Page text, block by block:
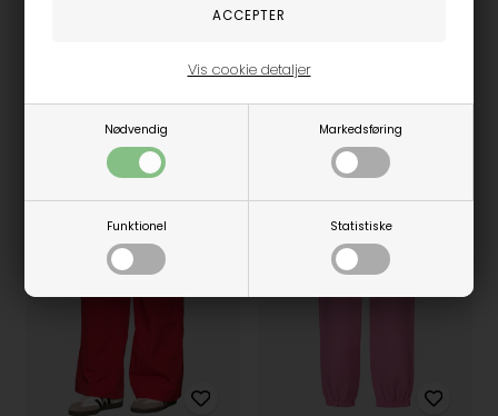
Nødvendig Markedsføring
Funktionel Statistiske
Vis cookie detaljer
15/16år